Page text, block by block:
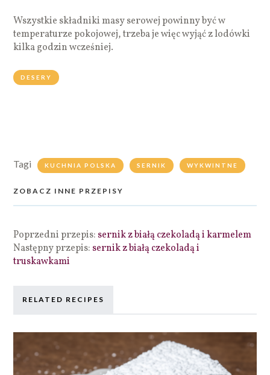
Wszystkie składniki masy serowej powinny być w
temperaturze pokojowej, trzeba je więc wyjąć z lodówki
kilka godzin wcześniej.
DESERY
Tagi KUCHNIA POLSKA SERNIK WYKWINTNE
ZOBACZ INNE PRZEPISY
Poprzedni przepis: sernik z białą czekoladą i karmelem
Następny przepis: sernik z białą czekoladą i
truskawkami
RELATED RECIPES